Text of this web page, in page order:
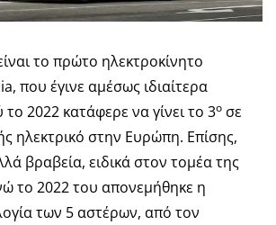
το πρώτο ηλεκτροκίνητο
που έγινε αμέσως ιδιαίτερα
2022 κατάφερε να γίνει το 3ο σε
ηλεκτρικό στην Ευρώπη. Επίσης,
βραβεία, ειδικά στον τομέα της
το 2022 του απονεμήθηκε η
των 5 αστέρων, από τον